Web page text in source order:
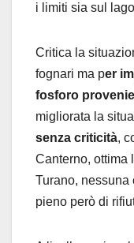
i limiti sia sul
Critica la
fognari ma per
fosforo
migliorata la
senza criticità,
Canterno, ottima
Turano, nessuna
pieno però di